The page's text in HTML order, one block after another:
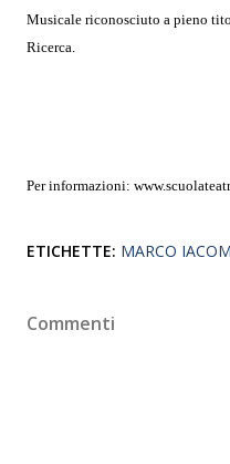
Musicale riconosciuto a pieno
Ricerca.
Per informazioni:
ETICHETTE: MARCO
Commenti